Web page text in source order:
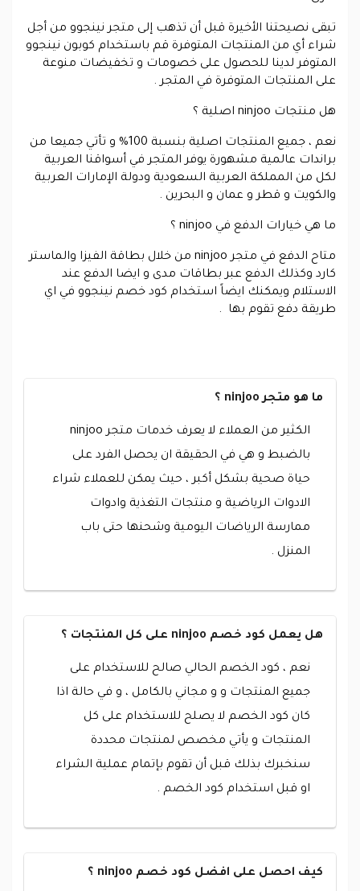
تبقى نصيحتنا الأخيرة قبل أن تذهب إلى متجر نينجوو من أجل
شراء أي من المنتجات المتوفرة قم باستخدام كوبون نينجوو
المتوفر لدينا للحصول على خصومات و تخفيضات منوعة
على المنتجات المتوفرة في المتجر .
هل منتجات ninjoo اصلية ؟
نعم ، جميع المنتجات اصلية بنسبة 100% و تأتي جميعا من
براندات عالمية مشهورة يوفر المتجر في أسواقنا العربية
لكل من المملكة العربية السعودية ودولة الإمارات العربية
والكويت و قطر و عمان و البحرين .
ما هي خيارات الدفع في ninjoo ؟
متاح الدفع في متجر ninjoo من خلال بطاقة الفيزا والماستر
كارد وكذلك الدفع عبر بطاقات مدى و ايضا الدفع عند
الاستلام ويمكنك ايضاً استخدام كود خصم نينجوو في اي
طريقة دفع تقوم بها .
ما هو متجر ninjoo ؟
الكثير من العملاء لا يعرف خدمات متجر ninjoo
بالضبط و هي في الحقيقة ان يحصل الفرد على
حياة صحية بشكل أكبر ، حيث يمكن للعملاء شراء
الادوات الرياضية و منتجات التغذية وادوات
ممارسة الرياضات اليومية وشحنها حتى باب
المنزل .
هل يعمل كود خصم ninjoo على كل المنتجات ؟
نعم ، كود الخصم الحالي صالح للاستخدام على
جميع المنتجات و و مجاني بالكامل ، و في حالة اذا
كان كود الخصم لا يصلح للاستخدام على كل
المنتجات و يأتي مخصص لمنتجات محددة
سنخبرك بذلك قبل أن تقوم بإتمام عملية الشراء
او قبل استخدام كود الخصم .
كيف احصل على افضل كود خصم ninjoo ؟